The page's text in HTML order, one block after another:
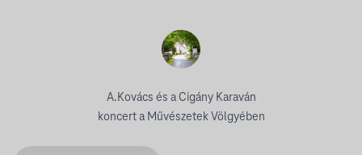
A.Kovács és a Cigány Karaván
koncert a Művészetek Völgyében